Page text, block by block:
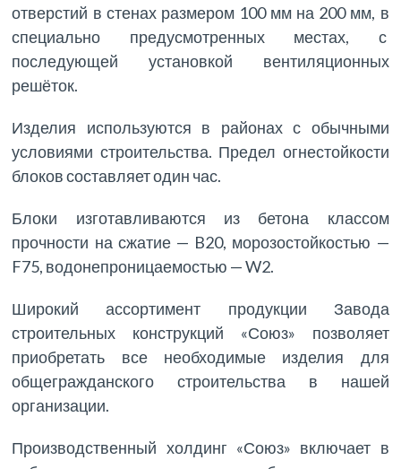
отверстий в стенах размером 100 мм на 200 мм, в
специально предусмотренных местах, с
последующей установкой вентиляционных
решёток.
Изделия используются в районах с обычными
условиями строительства. Предел огнестойкости
блоков составляет один час.
Блоки изготавливаются из бетона классом
прочности на сжатие — B20, морозостойкостью —
F75, водонепроницаемостью — W2.
Широкий ассортимент продукции Завода
строительных конструкций «Союз» позволяет
приобретать все необходимые изделия для
общегражданского строительства в нашей
организации.
Производственный холдинг «Союз» включает в